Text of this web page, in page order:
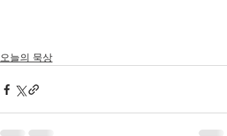
오늘의 묵상